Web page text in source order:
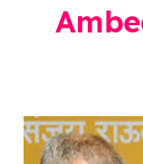
Lok
Sabha